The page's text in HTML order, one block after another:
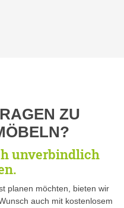
ZU
unverbindlich
planen möchten, bieten wir
auch mit kostenlosem